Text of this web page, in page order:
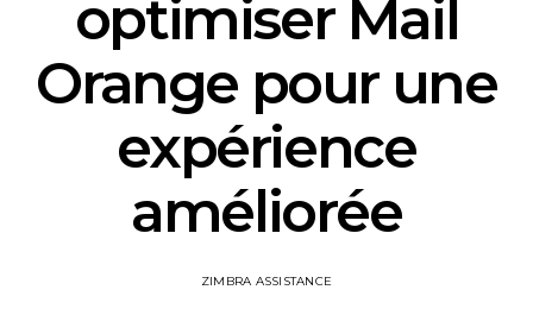
optimiser Mail
Orange pour une
expérience
améliorée
ZIMBRA ASSISTANCE